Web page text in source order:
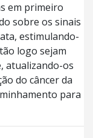
em primeiro
sobre os sinais
estimulando-
logo sejam
atualizando-os
do câncer da
para